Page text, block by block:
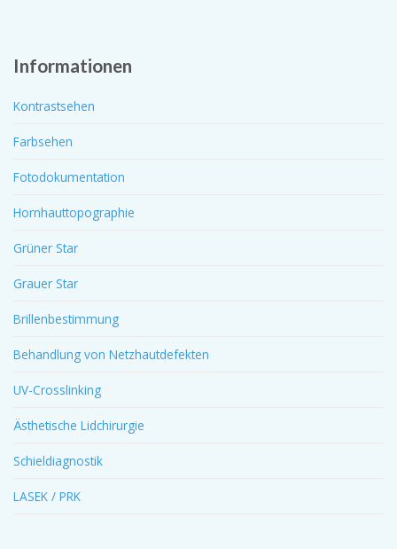
Informationen
Kontrastsehen
Farbsehen
Fotodokumentation
Hornhauttopographie
Grüner Star
Grauer Star
Brillenbestimmung
Behandlung von Netzhautdefekten
UV-Crosslinking
Ästhetische Lidchirurgie
Schieldiagnostik
LASEK / PRK